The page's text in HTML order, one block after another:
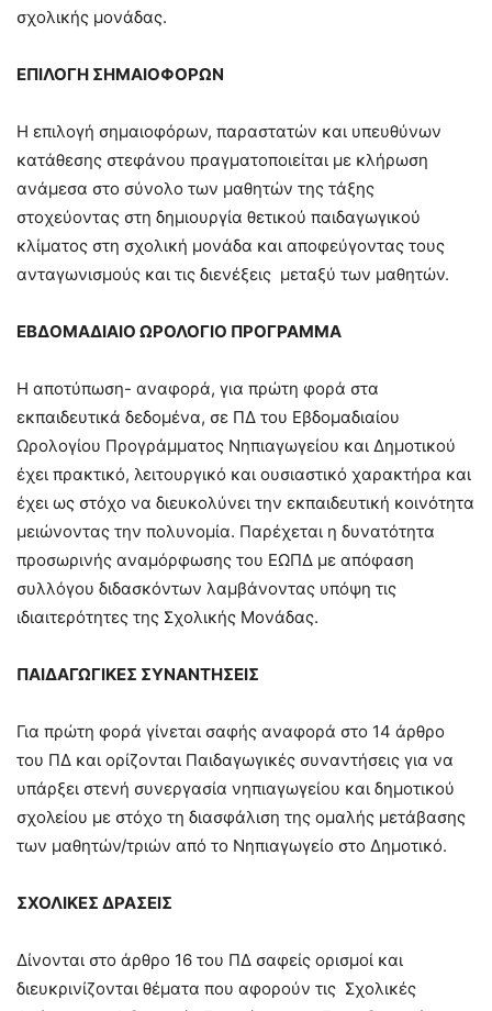
σχολικής μονάδας.
ΕΠΙΛΟΓΗ ΣΗΜΑΙΟΦΟΡΩΝ
Η επιλογή σημαιοφόρων, παραστατών και υπευθύνων
κατάθεσης στεφάνου πραγματοποιείται με κλήρωση
ανάμεσα στο σύνολο των μαθητών της τάξης
στοχεύοντας στη δημιουργία θετικού παιδαγωγικού
κλίματος στη σχολική μονάδα και αποφεύγοντας τους
ανταγωνισμούς και τις διενέξεις μεταξύ των μαθητών.
ΕΒΔΟΜΑΔΙΑΙΟ ΩΡΟΛΟΓΙΟ ΠΡΟΓΡΑΜΜΑ
Η αποτύπωση- αναφορά, για πρώτη φορά στα
εκπαιδευτικά δεδομένα, σε ΠΔ του Εβδομαδιαίου
Ωρολογίου Προγράμματος Νηπιαγωγείου και Δημοτικού
έχει πρακτικό, λειτουργικό και ουσιαστικό χαρακτήρα και
έχει ως στόχο να διευκολύνει την εκπαιδευτική κοινότητα
μειώνοντας την πολυνομία. Παρέχεται η δυνατότητα
προσωρινής αναμόρφωσης του ΕΩΠΔ με απόφαση
συλλόγου διδασκόντων λαμβάνοντας υπόψη τις
ιδιαιτερότητες της Σχολικής Μονάδας.
ΠΑΙΔΑΓΩΓΙΚΕΣ ΣΥΝΑΝΤΗΣΕΙΣ
Για πρώτη φορά γίνεται σαφής αναφορά στο 14 άρθρο
του ΠΔ και ορίζονται Παιδαγωγικές συναντήσεις για να
υπάρξει στενή συνεργασία νηπιαγωγείου και δημοτικού
σχολείου με στόχο τη διασφάλιση της ομαλής μετάβασης
των μαθητών/τριών από το Νηπιαγωγείο στο Δημοτικό.
ΣΧΟΛΙΚΕΣ ΔΡΑΣΕΙΣ
Δίνονται στο άρθρο 16 του ΠΔ σαφείς ορισμοί και
διευκρινίζονται θέματα που αφορούν τις Σχολικές